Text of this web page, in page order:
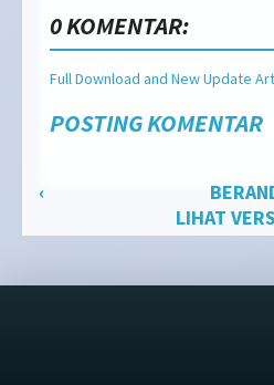
0 KOMENTAR:
Full Download and New Update
POSTING KOMENTAR
‹
LIHAT